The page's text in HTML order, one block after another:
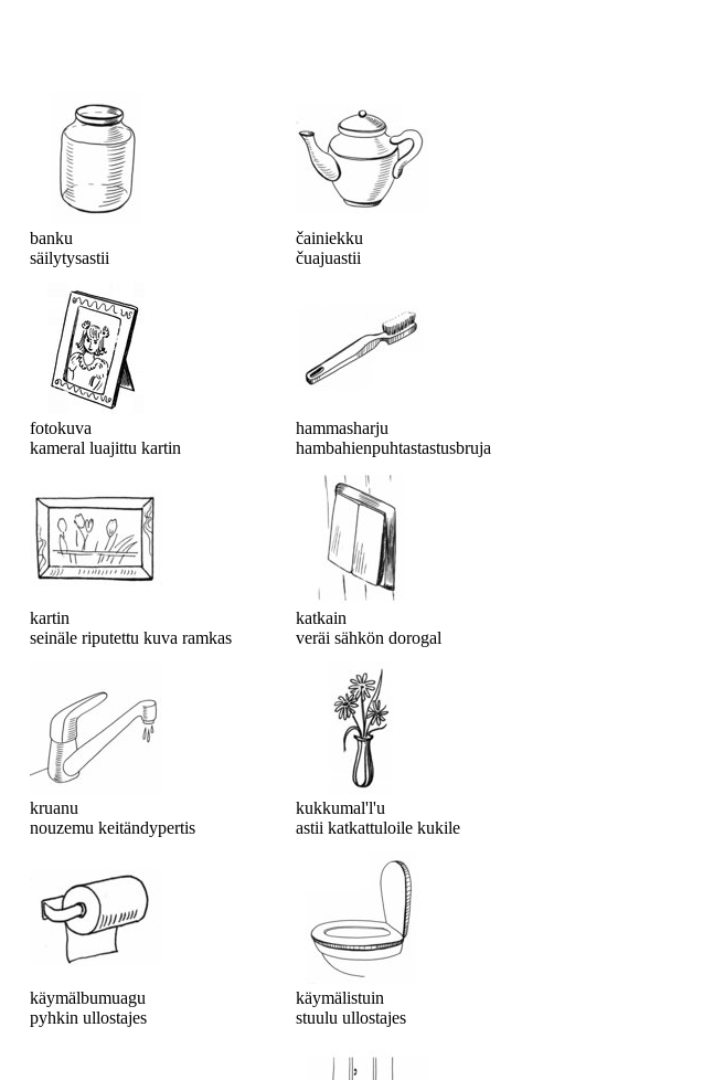
banku
säilytysastii
čainiekku
čuajuastii
fotokuva
kameral luajittu kartin
hammasharju
hambahienpuhtastastusbruja
kartin
seinäle riputettu kuva ramkas
katkain
veräi sähkön dorogal
kruanu
nouzemu keitändypertis
kukkumal'l'u
astii katkattuloile kukile
käymälbumuagu
pyhkin ullostajes
käymälistuin
stuulu ullostajes